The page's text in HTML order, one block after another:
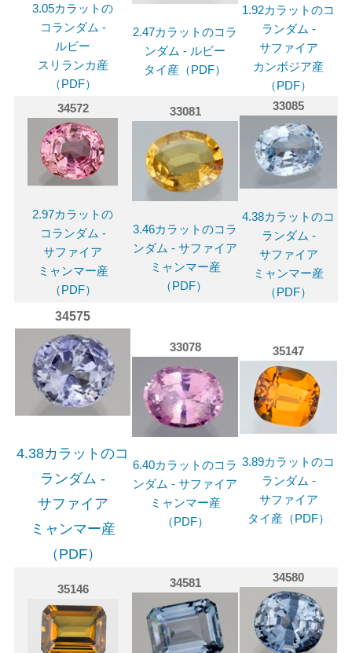
3.05カラットの
コランダム -
ルビー
スリランカ産
（PDF）
2.47カラットのコラ
ンダム - ルビー
タイ産（PDF）
1.92カラットのコ
ランダム -
サファイア
カンボジア産
（PDF）
34572
2.97カラットの
コランダム -
サファイア
ミャンマー産
（PDF）
33081
3.46カラットのコラ
ンダム - サファイア
ミャンマー産
（PDF）
33085
4.38カラットのコ
ランダム -
サファイア
ミャンマー産
（PDF）
34575
4.38カラットのコ
ランダム -
サファイア
ミャンマー産
（PDF）
33078
6.40カラットのコラ
ンダム - サファイア
ミャンマー産
（PDF）
35147
3.89カラットのコ
ランダム -
サファイア
タイ産（PDF）
35146 34581 34580